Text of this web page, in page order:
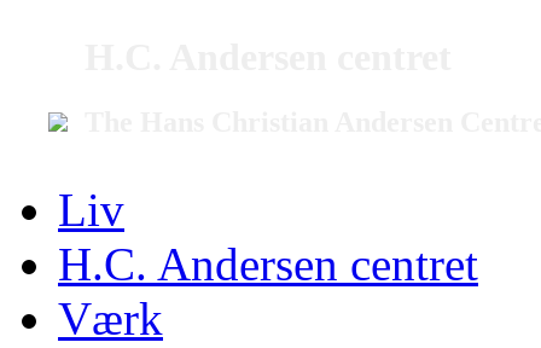
Liv
H.C. Andersen centret
Værk